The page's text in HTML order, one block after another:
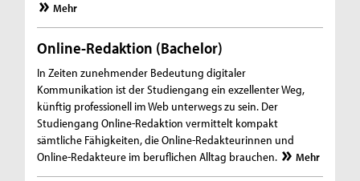
Mehr
Online-Redaktion (Bachelor)
In Zeiten zunehmender Bedeutung digitaler
Kommunikation ist der Studiengang ein exzellenter Weg,
künftig professionell im Web unterwegs zu sein. Der
Studiengang Online-Redaktion vermittelt kompakt
sämtliche Fähigkeiten, die Online-Redakteurinnen und
Online-Redakteure im beruflichen Alltag brauchen.
Mehr